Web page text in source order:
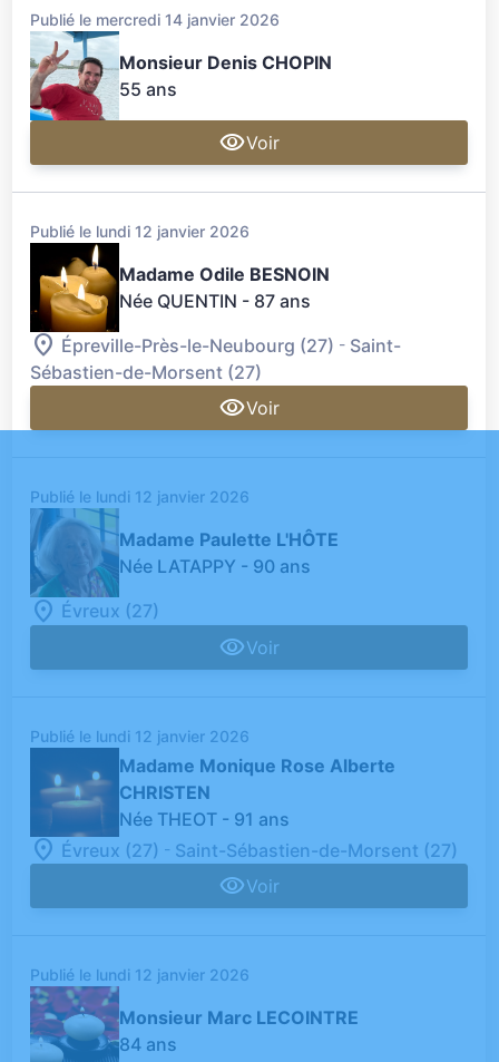
Publié le mercredi 14 janvier 2026
Monsieur Denis CHOPIN
55 ans
Voir
Publié le lundi 12 janvier 2026
Madame Odile BESNOIN
Née QUENTIN - 87 ans
Épreville-Près-le-Neubourg (27) - Saint-
Sébastien-de-Morsent (27)
Voir
Publié le lundi 12 janvier 2026
Madame Paulette L'HÔTE
Née LATAPPY - 90 ans
Évreux (27)
Voir
Publié le lundi 12 janvier 2026
Madame Monique Rose Alberte
CHRISTEN
Née THEOT - 91 ans
Évreux (27) - Saint-Sébastien-de-Morsent (27)
Voir
Publié le lundi 12 janvier 2026
Monsieur Marc LECOINTRE
84 ans